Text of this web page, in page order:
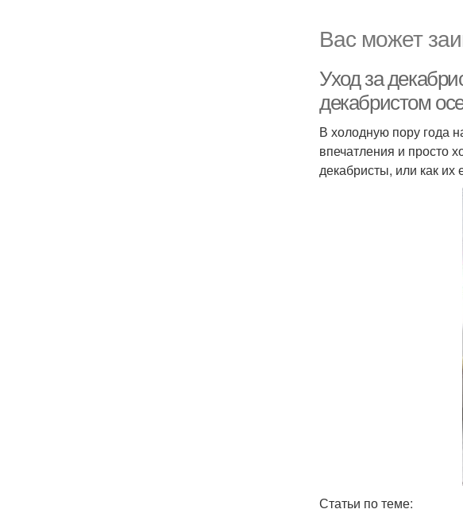
Вас может
Уход за
декабристом
В холодную пору года
впечатления и просто
декабристы, или как
Статьи по теме: